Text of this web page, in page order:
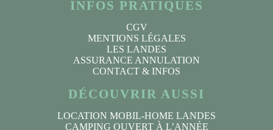
INFOS PRATIQUES
CGV
MENTIONS LÉGALES
LES LANDES
ASSURANCE ANNULATION
CONTACT & INFOS
DÉCOUVRIR AUSSI
LOCATION MOBIL-HOME LANDES
CAMPING OUVERT À L’ANNÉE